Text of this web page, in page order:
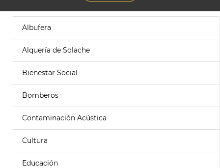
Albufera
Alquería de Solache
Bienestar Social
Bomberos
Contaminación Acústica
Cultura
Educación